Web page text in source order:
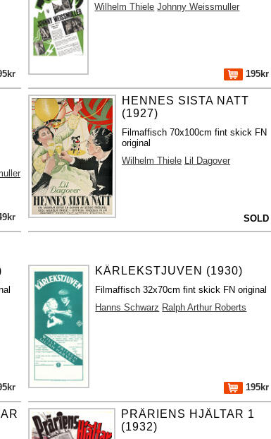
Wilhelm Thiele Johnny Weissmuller
195kr
HENNES SISTA NATT
(1927)
Filmaffisch 70x100cm fint skick FN
original
Wilhelm Thiele Lil Dagover
SOLD
KÄRLEKSTJUVEN (1930)
Filmaffisch 32x70cm fint skick FN original
Hanns Schwarz Ralph Arthur Roberts
195kr
PRÄRIENS HJÄLTAR 1
(1932)